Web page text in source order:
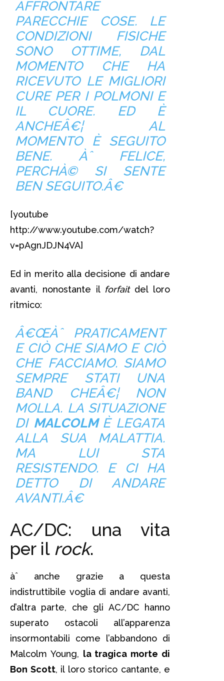
AFFRONTARE
PARECCHIE COSE. LE
CONDIZIONI FISICHE
SONO OTTIME, DAL
MOMENTO CHE HA
RICEVUTO LE MIGLIORI
CURE PER I POLMONI E
IL CUORE. ED È
ANCHEÂ€¦ AL
MOMENTO È SEGUITO
BENE. Àˆ FELICE,
PERCHÀ© SI SENTE
BEN SEGUITO.Â€
[youtube
http://www.youtube.com/watch?
v=pAgnJDJN4VA]
Ed in merito alla decisione di andare
avanti, nonostante il forfaitdel loro
ritmico:
Â€ŒÀˆ PRATICAMENT
E CIÒ CHE SIAMO E CIÒ
CHE FACCIAMO. SIAMO
SEMPRE STATI UNA
BAND CHEÂ€¦ NON
MOLLA. LA SITUAZIONE
DI MALCOLM È LEGATA
ALLA SUA MALATTIA.
MA LUI STA
RESISTENDO. E CI HA
DETTO DI ANDARE
AVANTI.Â€
AC/DC: una vita
per il rock.
àˆ anche grazie a questa
indistruttibile voglia di andare avanti,
d’altra parte, che gli AC/DC hanno
superato ostacoli all’apparenza
insormontabili come l’abbandono di
Malcolm Young, la tragica morte di
Bon Scott, il loro storico cantante, e